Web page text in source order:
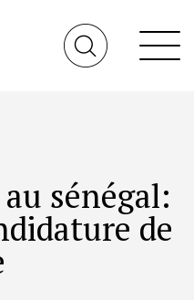
sénégal:
de